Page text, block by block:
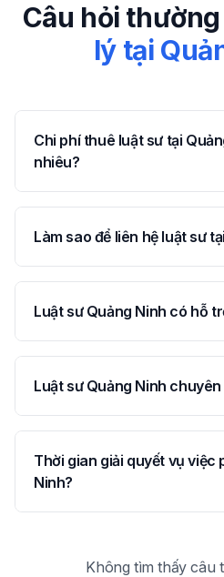
Câu hỏi
lý tại
Chi phí thuê luật sư tại
nhiêu?
Làm sao để liên hệ luật sư
Luật sư Quảng Ninh có hỗ
Luật sư Quảng Ninh
Thời gian giải quyết vụ việc
Ninh?
Không tìm thấy câu